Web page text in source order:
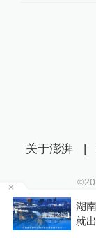
湖
就
关于澎湃 |
沪ICP证
互联网